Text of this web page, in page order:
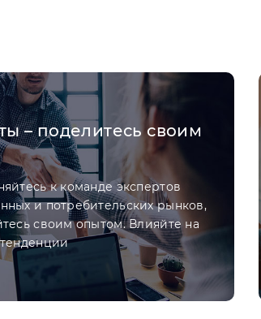
– поделитесь своим
к команде экспертов
и потребительских рынков,
своим опытом. Влияйте на